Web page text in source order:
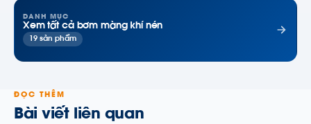
DANH MỤC
Xem tất cả bơm màng khí nén
19 sản phẩm
ĐỌC THÊM
Bài viết liên quan